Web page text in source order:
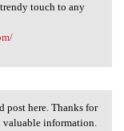
touch to any
post here. Thanks for
information.